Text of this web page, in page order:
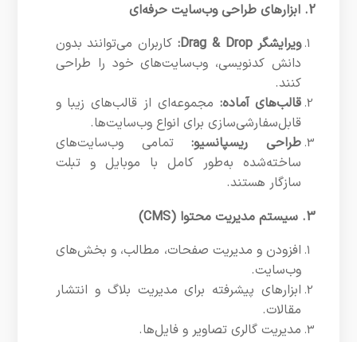
2. ابزارهای طراحی وب‌سایت حرفه‌ای
ویرایشگر Drag & Drop:
کاربران می‌توانند بدون
دانش کدنویسی، وب‌سایت‌های خود را طراحی
کنند.
قالب‌های آماده: مجموعه‌ای از قالب‌های زیبا و
قابل‌سفارشی‌سازی برای انواع وب‌سایت‌ها.
طراحی ریسپانسیو:تمامی وب‌سایت‌های
ساخته‌شده به‌طور کامل با موبایل و تبلت
سازگار هستند.
3. سیستم مدیریت محتوا (CMS)
افزودن و مدیریت صفحات، مطالب، و بخش‌های
وب‌سایت.
ابزارهای پیشرفته برای مدیریت بلاگ و انتشار
مقالات.
مدیریت گالری تصاویر و فایل‌ها.